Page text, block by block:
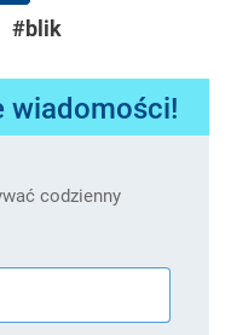
#blik
wiadomości!
codzienny